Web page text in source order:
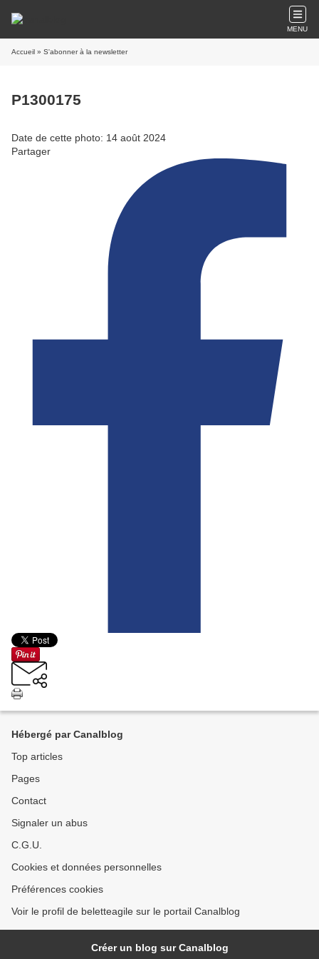
MENU
Accueil » S'abonner à la newsletter
P1300175
Date de cette photo: 14 août 2024
Partager
Hébergé par Canalblog
Top articles
Pages
Contact
Signaler un abus
C.G.U.
Cookies et données personnelles
Préférences cookies
Voir le profil de beletteagile sur le portail Canalblog
Créer un blog sur Canalblog